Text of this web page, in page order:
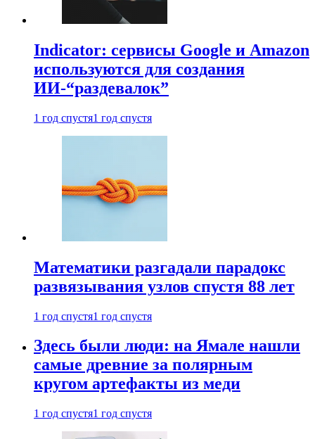
Indicator: сервисы Google и Amazon
используются для создания
ИИ-“раздевалок”
1 год спустя1 год спустя
Математики разгадали парадокс
развязывания узлов спустя 88 лет
1 год спустя1 год спустя
Здесь были люди: на Ямале нашли
самые древние за полярным
кругом артефакты из меди
1 год спустя1 год спустя